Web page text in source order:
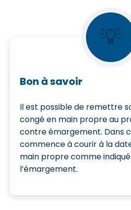
💡
Bon à savoir
Il est possible de remettre
congé en main propre au
contre émargement. Dans
commence à courir à la
main propre comme
l’émargement.